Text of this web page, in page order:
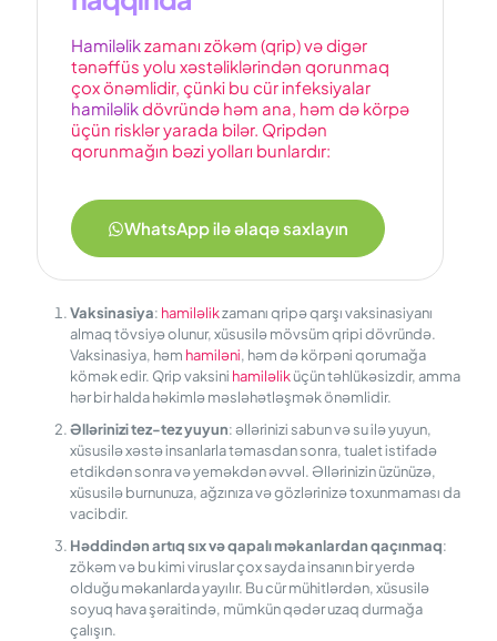
Hamiləlikzamanı zökəm (qrip) və digər
tənəffüs yolu xəstəliklərindən qorunmaq
çox önəmlidir, çünki bu cür infeksiyalar
hamiləlikdövründə həm ana, həm də körpə
üçün risklər yarada bilər. Qripdən
qorunmağın bəzi yolları bunlardır:
WhatsApp ilə əlaqə saxlayın
Vaksinasiya: hamiləlikzamanı qripə qarşı vaksinasiyanı
almaq tövsiyə olunur, xüsusilə mövsüm qripi dövründə.
Vaksinasiya, həm hamiləni, həm də körpəni qorumağa
kömək edir. Qrip vaksini hamiləliküçün təhlükəsizdir, amma
hər bir halda həkimlə məsləhətləşmək önəmlidir.
Əllərinizi tez-tez yuyun: əllərinizi sabun və su ilə yuyun,
xüsusilə xəstə insanlarla təmasdan sonra, tualet istifadə
etdikdən sonra və yeməkdən əvvəl. Əllərinizin üzünüzə,
xüsusilə burnunuza, ağzınıza və gözlərinizə toxunmaması da
vacibdir.
Həddindən artıq sıx və qapalı məkanlardan qaçınmaq:
zökəm və bu kimi viruslar çox sayda insanın bir yerdə
olduğu məkanlarda yayılır. Bu cür mühitlərdən, xüsusilə
soyuq hava şəraitində, mümkün qədər uzaq durmağa
çalışın.